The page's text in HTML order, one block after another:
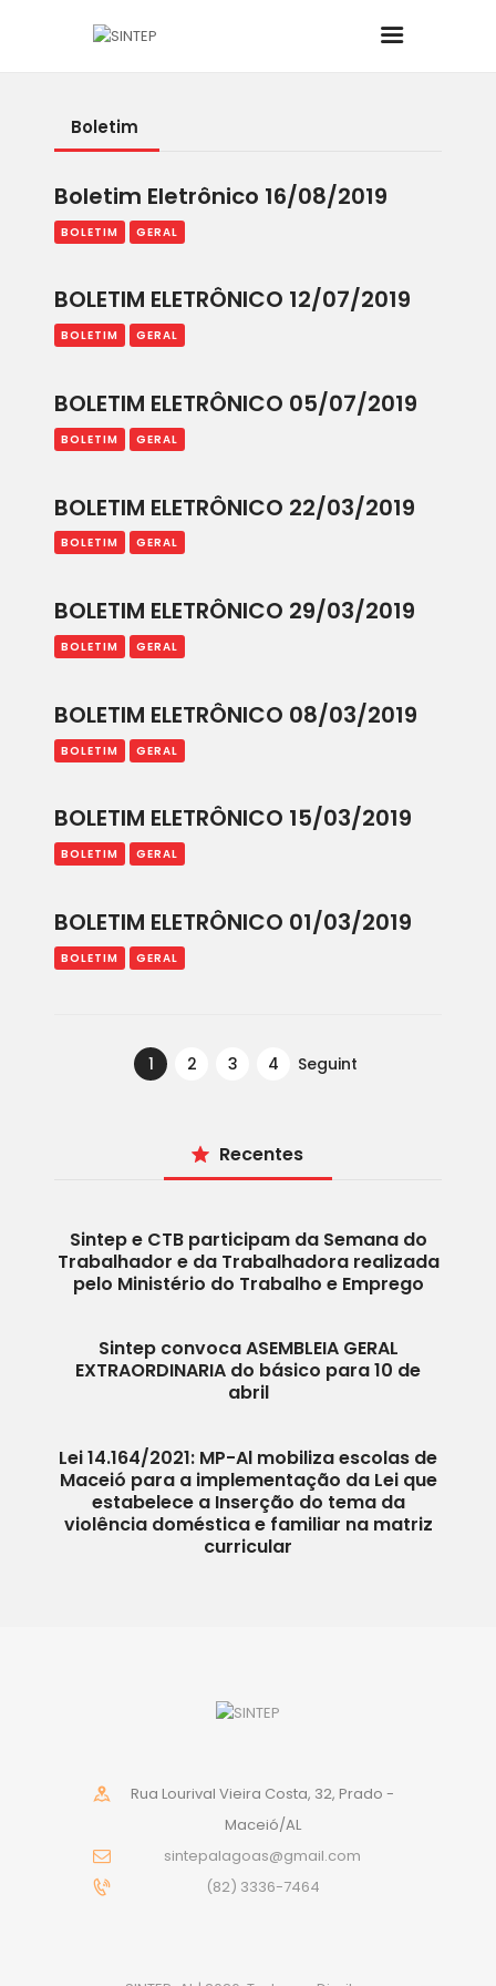
O SINDICATO
NOTÍCIAS
CONVÊNIOS
ACORDOS E CONVENÇÕES
FALE CONOSCO
Boletim
Boletim Eletrônico 16/08/2019
BOLETIM GERAL
BOLETIM ELETRÔNICO 12/07/2019
BOLETIM GERAL
BOLETIM ELETRÔNICO 05/07/2019
BOLETIM GERAL
BOLETIM ELETRÔNICO 22/03/2019
BOLETIM GERAL
BOLETIM ELETRÔNICO 29/03/2019
BOLETIM GERAL
BOLETIM ELETRÔNICO 08/03/2019
BOLETIM GERAL
BOLETIM ELETRÔNICO 15/03/2019
BOLETIM GERAL
BOLETIM ELETRÔNICO 01/03/2019
BOLETIM GERAL
PÁGINA
1 PÁGINA
2 PÁGINA
3 PÁGINA
4
Seguint
Recentes
Sintep e CTB participam da Semana do
Trabalhador e da Trabalhadora realizada
pelo Ministério do Trabalho e Emprego
Sintep convoca ASEMBLEIA GERAL
EXTRAORDINARIA do básico para 10 de
abril
Lei 14.164/2021: MP-Al mobiliza escolas de
Maceió para a implementação da Lei que
estabelece a Inserção do tema da
violência doméstica e familiar na matriz
curricular
Rua Lourival Vieira Costa, 32, Prado -
Maceió/AL
sintepalagoas@gmail.com
(82) 3336-7464